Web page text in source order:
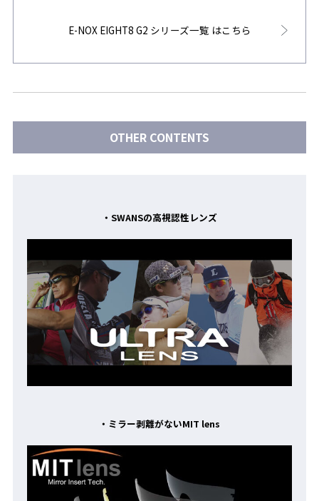
E-NOX EIGHT8 G2 シリーズ一覧 はこちら
OTHER CONTENTS
・SWANSの高視認性レンズ
・ミラー剥離がないMIT lens